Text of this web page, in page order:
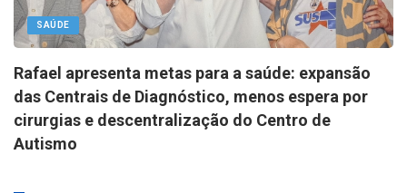
SAÚDE
Rafael apresenta metas para a saúde: expansão
das Centrais de Diagnóstico, menos espera por
cirurgias e descentralização do Centro de
Autismo